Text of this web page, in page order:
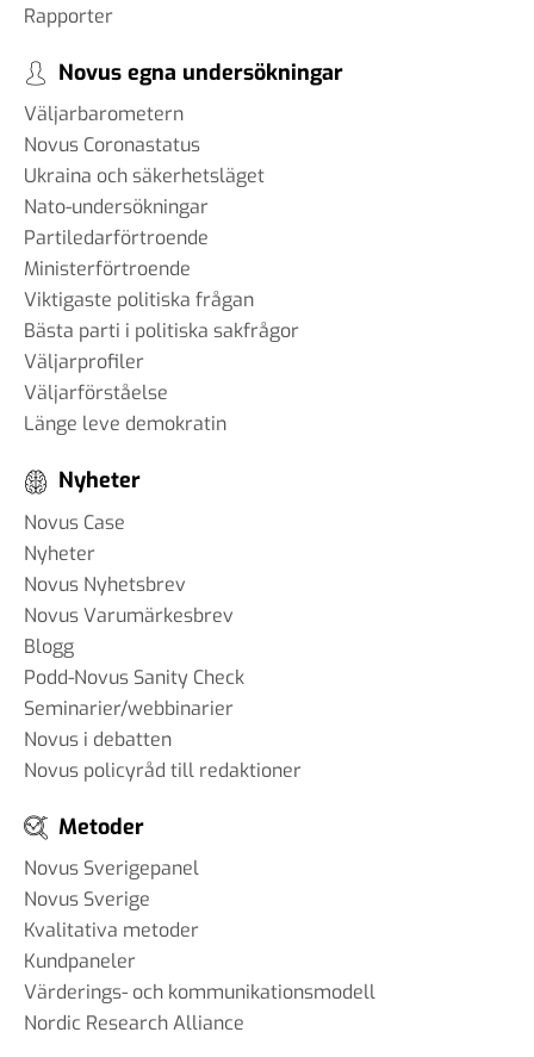
Rapporter
Novus egna undersökningar
Väljarbarometern
Novus Coronastatus
Ukraina och säkerhetsläget
Nato-undersökningar
Partiledarförtroende
Ministerförtroende
Viktigaste politiska frågan
Bästa parti i politiska sakfrågor
Väljarprofiler
Väljarförståelse
Länge leve demokratin
Nyheter
Novus Case
Nyheter
Novus Nyhetsbrev
Novus Varumärkesbrev
Blogg
Podd-Novus Sanity Check
Seminarier/webbinarier
Novus i debatten
Novus policyråd till redaktioner
Metoder
Novus Sverigepanel
Novus Sverige
Kvalitativa metoder
Kundpaneler
Värderings- och kommunikationsmodell
Nordic Research Alliance